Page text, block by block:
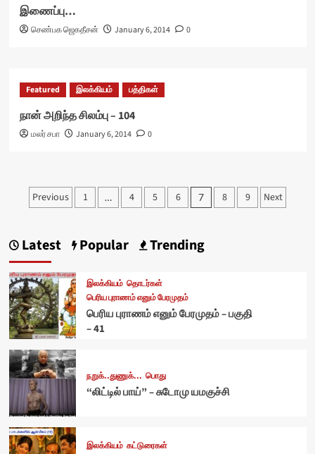
இணைப்பு…
செண்பக ஜெகதீசன் January 6, 2014 0
Featured இலக்கியம் பத்திகள்
நான் அறிந்த சிலம்பு – 104
மலர் சபா January 6, 2014 0
Posts
Previous 1 … 4 5 6 7 8 9 Next
Latest Popular Trending
இலக்கியம் தொடர்கள்
பெரிய புராணம் எனும் பேரமுதம்
பெரிய புராணம் எனும் பேரமுதம் – பகுதி
– 41
நறுக்..துணுக்... பொது
“லிட்டில் பாய்” – சுடோமு யமகுச்சி
இலக்கியம் கட்டுரைகள்